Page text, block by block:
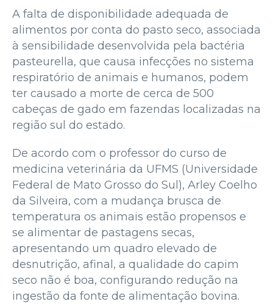
A falta de disponibilidade adequada de
alimentos por conta do pasto seco, associada
à sensibilidade desenvolvida pela bactéria
pasteurella, que causa infecções no sistema
respiratório de animais e humanos, podem
ter causado a morte de cerca de 500
cabeças de gado em fazendas localizadas na
região sul do estado.
De acordo com o professor do curso de
medicina veterinária da UFMS (Universidade
Federal de Mato Grosso do Sul), Arley Coelho
da Silveira, com a mudança brusca de
temperatura os animais estão propensos e
se alimentar de pastagens secas,
apresentando um quadro elevado de
desnutrição, afinal, a qualidade do capim
seco não é boa, configurando redução na
ingestão da fonte de alimentação bovina.